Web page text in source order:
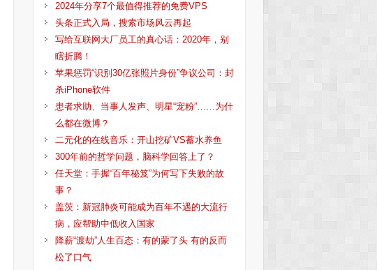
2024年分享7个最值得推荐的免费VPS
头条正式入局，搜索市场风云再起
写给互联网大厂员工的真心话：2020年，别
瞎折腾！
苹果惩罚“识别30亿张照片身份”争议公司：封
杀iPhone软件
患者求助、当事人发声、明星“宠粉”……为什
么都在微博？
二元化的在线音乐：开山挖矿VS蓄水养鱼
300年前的哲学问题，脑科学回答上了？
任天堂：手握“百年秘笈”为何写下失败的故
事？
盖茨：新冠肺炎可能成为百年不遇的大流行
病，应帮助中低收入国家
降薪“渡劫”人生百态：有的蒙了头 有的反而
松了口气